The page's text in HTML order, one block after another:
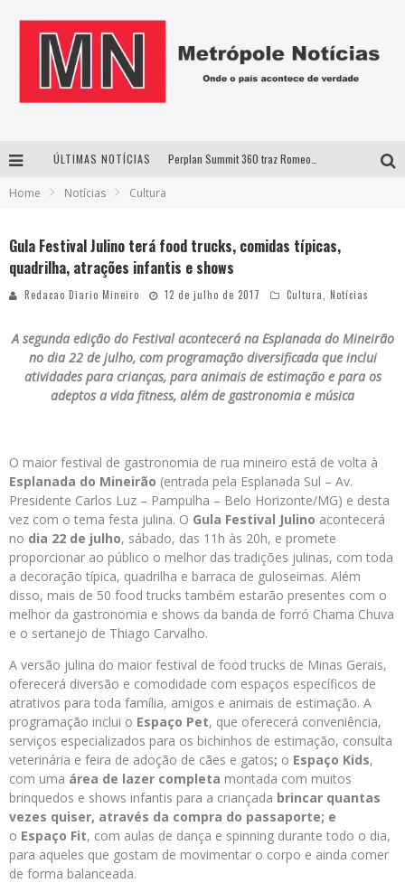
ÚLTIMAS NOTÍCIAS
Home Notícias Cultura
Gula Festival Julino terá food trucks, comidas típicas,
quadrilha, atrações infantis e shows
Redacao Diario Mineiro 12 de julho de 2017 Cultura Notícias
A segunda edição do Festival acontecerá na Esplanada do Mineirão
no dia 22 de julho, com programação diversificada que inclui
atividades para crianças, para animais de estimação e para os
adeptos a vida fitness, além de gastronomia e música
O maior festival de gastronomia de rua mineiro está de volta à
Esplanada do Mineirão (entrada pela Esplanada Sul – Av.
Presidente Carlos Luz – Pampulha – Belo Horizonte/MG) e desta
vez com o tema festa julina. O Gula Festival Julino acontecerá
no dia 22 de julho, sábado, das 11h às 20h, e promete
proporcionar ao público o melhor das tradições julinas, com toda
a decoração típica, quadrilha e barraca de guloseimas. Além
disso, mais de 50 food trucks também estarão presentes com o
melhor da gastronomia e shows da banda de forró Chama Chuva
e o sertanejo de Thiago Carvalho.
A versão julina do maior festival de food trucks de Minas Gerais,
oferecerá diversão e comodidade com espaços específicos de
atrativos para toda família, amigos e animais de estimação. A
programação inclui o Espaço Pet, que oferecerá conveniência,
serviços especializados para os bichinhos de estimação, consulta
veterinária e feira de adoção de cães e gatos; o Espaço Kids,
com uma área de lazer completa montada com muitos
brinquedos e shows infantis para a criançada brincar quantas
vezes quiser, através da compra do passaporte; e
o Espaço Fit, com aulas de dança e spinning durante todo o dia,
para aqueles que gostam de movimentar o corpo e ainda comer
de forma balanceada.